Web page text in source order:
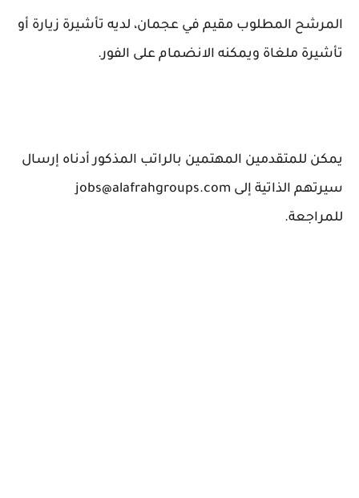
المرشح المطلوب مقيم في عجمان، لديه تأشيرة زيارة أو
تأشيرة ملغاة ويمكنه الانضمام على الفور.
يمكن للمتقدمين المهتمين بالراتب المذكور أدناه إرسال
سيرتهم الذاتية إلى jobs@alafrahgroups.com
للمراجعة.